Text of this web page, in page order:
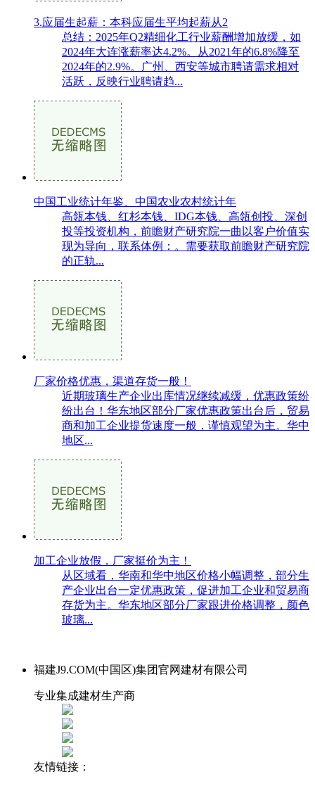
3.应届生起薪：本科应届生平均起薪从2
总结：2025年Q2精细化工行业薪酬增加放缓，如
2024年大连涨薪率达4.2%。从2021年的6.8%降至
2024年的2.9%。广州、西安等城市聘请需求相对
活跃，反映行业聘请趋...
中国工业统计年鉴、中国农业农村统计年
高瓴本钱、红杉本钱、IDG本钱、高瓴创投、深创
投等投资机构，前瞻财产研究院一曲以客户价值实
现为导向，联系体例：。需要获取前瞻财产研究院
的正轨...
厂家价格优惠，渠道存货一般！
近期玻璃生产企业出库情况继续减缓，优惠政策纷
纷出台！华东地区部分厂家优惠政策出台后，贸易
商和加工企业提货速度一般，谨慎观望为主。华中
地区...
加工企业放假，厂家挺价为主！
从区域看，华南和华中地区价格小幅调整，部分生
产企业出台一定优惠政策，促进加工企业和贸易商
存货为主。华东地区部分厂家跟进价格调整，颜色
玻璃...
福建J9.COM(中国区)集团官网建材有限公司
专业集成建材生产商
友情链接：